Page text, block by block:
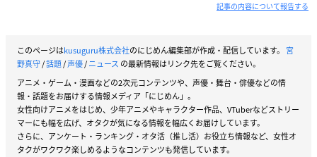
記事の内容について報告する
このページはkusuguru株式会社のにじめん編集部が作成・配信しています。 宮
野真守/話題/声優/ニュース の最新情報はリンク先をご覧ください。
アニメ・ゲーム・漫画などの2次元コンテンツや、声優・舞台・俳優などの情
報・話題をお届けする情報メディア「にじめん」。
女性向けアニメをはじめ、少年アニメやキャラクター作品、VTuberなどストリー
マーにも幅を広げ、オタクが気になる情報を幅広くお届けしています。
さらに、アンケート・ランキング・オタ活（推し活）お役立ち情報など、女性オ
タクがワクワク楽しめるようなコンテンツも発信しています。